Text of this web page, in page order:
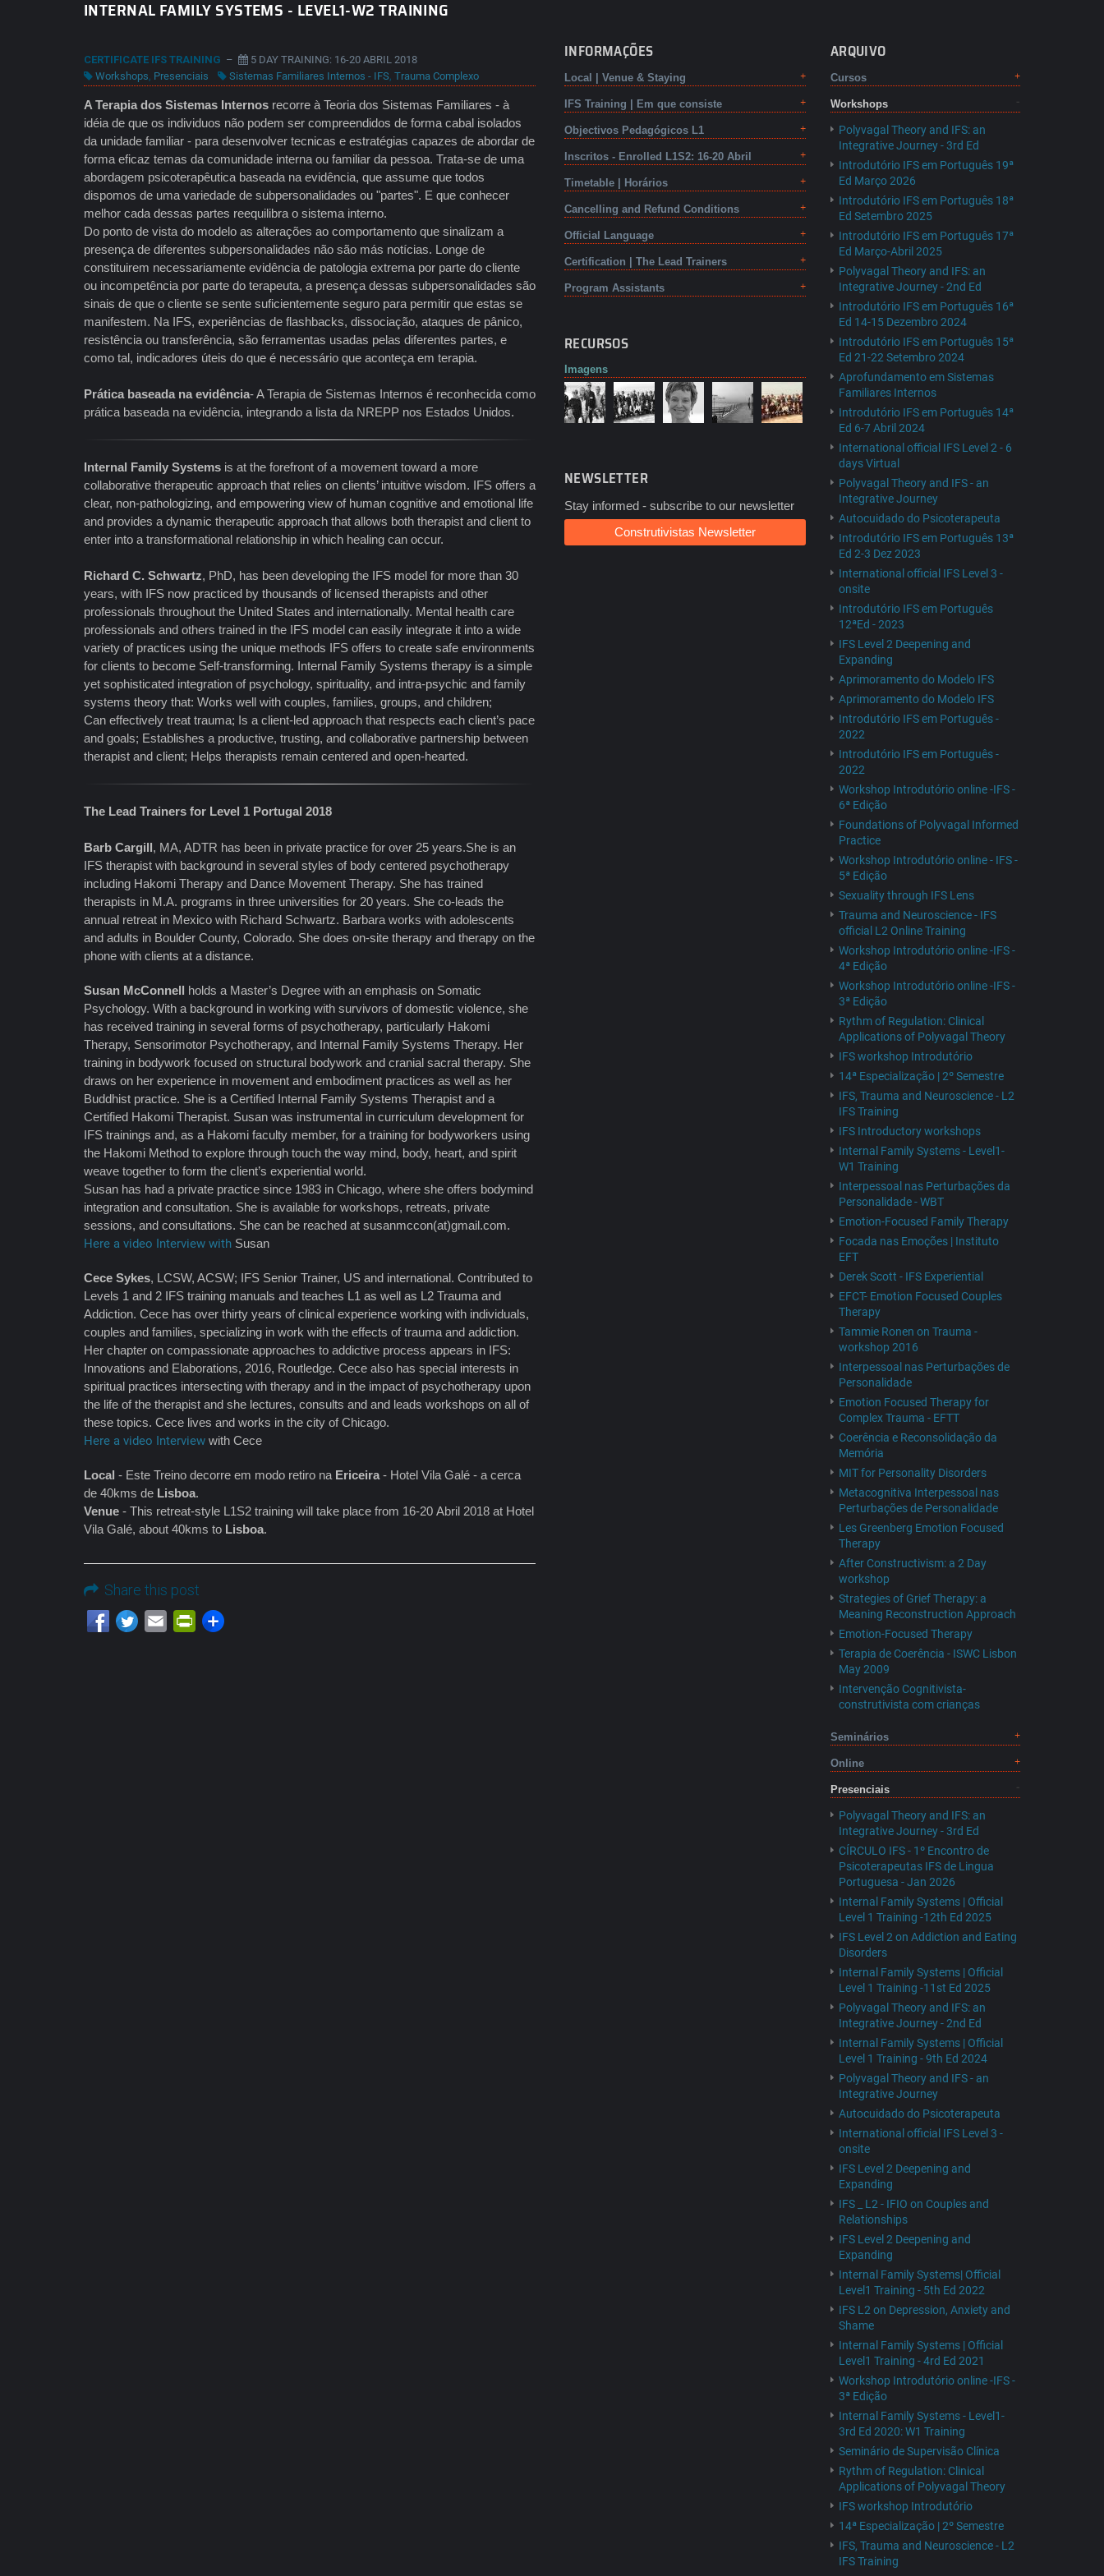
INTERNAL FAMILY SYSTEMS - LEVEL1-W2 TRAINING
CERTIFICATE IFS TRAINING –
5 DAY TRAINING: 16-20 ABRIL 2018
Workshops, Presenciais Sistemas Familiares Internos - IFS, Trauma Complexo
A Terapia dos Sistemas Internos recorre à Teoria dos Sistemas Familiares - à
idéia de que os individuos não podem ser compreendidos de forma cabal isolados
da unidade familiar - para desenvolver tecnicas e estratégias capazes de abordar de
forma eficaz temas da comunidade interna ou familiar da pessoa. Trata-se de uma
abordagem psicoterapêutica baseada na evidência, que assume que todos
dispomos de uma variedade de subpersonalidades ou "partes". E que conhecer
melhor cada dessas partes reequilibra o sistema interno.
Do ponto de vista do modelo as alterações ao comportamento que sinalizam a
presença de diferentes subpersonalidades não são más notícias. Longe de
constituirem necessariamente evidência de patologia extrema por parte do cliente
ou incompetência por parte do terapeuta, a presença dessas subpersonalidades são
sinais de que o cliente se sente suficientemente seguro para permitir que estas se
manifestem. Na IFS, experiências de flashbacks, dissociação, ataques de pânico,
resistência ou transferência, são ferramentas usadas pelas diferentes partes, e
como tal, indicadores úteis do que é necessário que aconteça em terapia.
Prática baseada na evidência- A Terapia de Sistemas Internos é reconhecida como
prática baseada na evidência, integrando a lista da NREPP nos Estados Unidos.
Internal Family Systems is at the forefront of a movement toward a more
collaborative therapeutic approach that relies on clients’ intuitive wisdom. IFS offers a
clear, non-pathologizing, and empowering view of human cognitive and emotional life
and provides a dynamic therapeutic approach that allows both therapist and client to
enter into a transformational relationship in which healing can occur.
Richard C. Schwartz, PhD, has been developing the IFS model for more than 30
years, with IFS now practiced by thousands of licensed therapists and other
professionals throughout the United States and internationally. Mental health care
professionals and others trained in the IFS model can easily integrate it into a wide
variety of practices using the unique methods IFS offers to create safe environments
for clients to become Self-transforming. Internal Family Systems therapy is a simple
yet sophisticated integration of psychology, spirituality, and intra-psychic and family
systems theory that: Works well with couples, families, groups, and children;
Can effectively treat trauma; Is a client-led approach that respects each client’s pace
and goals; Establishes a productive, trusting, and collaborative partnership between
therapist and client; Helps therapists remain centered and open-hearted.
The Lead Trainers for Level 1 Portugal 2018
Barb Cargill, MA, ADTR has been in private practice for over 25 years.She is an
IFS therapist with background in several styles of body centered psychotherapy
including Hakomi Therapy and Dance Movement Therapy. She has trained
therapists in M.A. programs in three universities for 20 years. She co-leads the
annual retreat in Mexico with Richard Schwartz. Barbara works with adolescents
and adults in Boulder County, Colorado. She does on-site therapy and therapy on the
phone with clients at a distance.
Susan McConnell holds a Master’s Degree with an emphasis on Somatic
Psychology. With a background in working with survivors of domestic violence, she
has received training in several forms of psychotherapy, particularly Hakomi
Therapy, Sensorimotor Psychotherapy, and Internal Family Systems Therapy. Her
training in bodywork focused on structural bodywork and cranial sacral therapy. She
draws on her experience in movement and embodiment practices as well as her
Buddhist practice. She is a Certified Internal Family Systems Therapist and a
Certified Hakomi Therapist. Susan was instrumental in curriculum development for
IFS trainings and, as a Hakomi faculty member, for a training for bodyworkers using
the Hakomi Method to explore through touch the way mind, body, heart, and spirit
weave together to form the client’s experiential world.
Susan has had a private practice since 1983 in Chicago, where she offers bodymind
integration and consultation. She is available for workshops, retreats, private
sessions, and consultations. She can be reached at susanmccon(at)gmail.com.
Here a video Interview with Susan
Cece Sykes, LCSW, ACSW; IFS Senior Trainer, US and international. Contributed to
Levels 1 and 2 IFS training manuals and teaches L1 as well as L2 Trauma and
Addiction. Cece has over thirty years of clinical experience working with individuals,
couples and families, specializing in work with the effects of trauma and addiction.
Her chapter on compassionate approaches to addictive process appears in IFS:
Innovations and Elaborations, 2016, Routledge. Cece also has special interests in
spiritual practices intersecting with therapy and in the impact of psychotherapy upon
the life of the therapist and she lectures, consults and and leads workshops on all of
these topics. Cece lives and works in the city of Chicago.
Here a video Interview with Cece
Local - Este Treino decorre em modo retiro na Ericeira - Hotel Vila Galé - a cerca
de 40kms de Lisboa.
Venue - This retreat-style L1S2 training will take place from 16-20 Abril 2018 at Hotel
Vila Galé, about 40kms to Lisboa.
Share this post
Email PrintFriendly
INFORMAÇÕES
Local | Venue & Staying
IFS Training | Em que consiste
Objectivos Pedagógicos L1
Inscritos - Enrolled L1S2: 16-20 Abril
Timetable | Horários
Cancelling and Refund Conditions
Official Language
Certification | The Lead Trainers
Program Assistants
RECURSOS
Imagens
NEWSLETTER
Stay informed - subscribe to our newsletter
Construtivistas Newsletter
ARQUIVO
Cursos
Workshops
Polyvagal Theory and IFS: an
Integrative Journey - 3rd Ed
Introdutório IFS em Português 19ª
Ed Março 2026
Introdutório IFS em Português 18ª
Ed Setembro 2025
Introdutório IFS em Português 17ª
Ed Março-Abril 2025
Polyvagal Theory and IFS: an
Integrative Journey - 2nd Ed
Introdutório IFS em Português 16ª
Ed 14-15 Dezembro 2024
Introdutório IFS em Português 15ª
Ed 21-22 Setembro 2024
Aprofundamento em Sistemas
Familiares Internos
Introdutório IFS em Português 14ª
Ed 6-7 Abril 2024
International official IFS Level 2 - 6
days Virtual
Polyvagal Theory and IFS - an
Integrative Journey
Autocuidado do Psicoterapeuta
Introdutório IFS em Português 13ª
Ed 2-3 Dez 2023
International official IFS Level 3 -
onsite
Introdutório IFS em Português
12ªEd - 2023
IFS Level 2 Deepening and
Expanding
Aprimoramento do Modelo IFS
Aprimoramento do Modelo IFS
Introdutório IFS em Português -
2022
Introdutório IFS em Português -
2022
Workshop Introdutório online -IFS -
6ª Edição
Foundations of Polyvagal Informed
Practice
Workshop Introdutório online - IFS -
5ª Edição
Sexuality through IFS Lens
Trauma and Neuroscience - IFS
official L2 Online Training
Workshop Introdutório online -IFS -
4ª Edição
Workshop Introdutório online -IFS -
3ª Edição
Rythm of Regulation: Clinical
Applications of Polyvagal Theory
IFS workshop Introdutório
14ª Especialização | 2º Semestre
IFS, Trauma and Neuroscience - L2
IFS Training
IFS Introductory workshops
Internal Family Systems - Level1-
W1 Training
Interpessoal nas Perturbações da
Personalidade - WBT
Emotion-Focused Family Therapy
Focada nas Emoções | Instituto
EFT
Derek Scott - IFS Experiential
EFCT- Emotion Focused Couples
Therapy
Tammie Ronen on Trauma -
workshop 2016
Interpessoal nas Perturbações de
Personalidade
Emotion Focused Therapy for
Complex Trauma - EFTT
Coerência e Reconsolidação da
Memória
MIT for Personality Disorders
Metacognitiva Interpessoal nas
Perturbações de Personalidade
Les Greenberg Emotion Focused
Therapy
After Constructivism: a 2 Day
workshop
Strategies of Grief Therapy: a
Meaning Reconstruction Approach
Emotion-Focused Therapy
Terapia de Coerência - ISWC Lisbon
May 2009
Intervenção Cognitivista-
construtivista com crianças
Seminários
Online
Presenciais
Polyvagal Theory and IFS: an
Integrative Journey - 3rd Ed
CÍRCULO IFS - 1º Encontro de
Psicoterapeutas IFS de Lingua
Portuguesa - Jan 2026
Internal Family Systems | Official
Level 1 Training -12th Ed 2025
IFS Level 2 on Addiction and Eating
Disorders
Internal Family Systems | Official
Level 1 Training -11st Ed 2025
Polyvagal Theory and IFS: an
Integrative Journey - 2nd Ed
Internal Family Systems | Official
Level 1 Training - 9th Ed 2024
Polyvagal Theory and IFS - an
Integrative Journey
Autocuidado do Psicoterapeuta
International official IFS Level 3 -
onsite
IFS Level 2 Deepening and
Expanding
IFS _ L2 - IFIO on Couples and
Relationships
IFS Level 2 Deepening and
Expanding
Internal Family Systems| Official
Level1 Training - 5th Ed 2022
IFS L2 on Depression, Anxiety and
Shame
Internal Family Systems | Official
Level1 Training - 4rd Ed 2021
Workshop Introdutório online -IFS -
3ª Edição
Internal Family Systems - Level1-
3rd Ed 2020: W1 Training
Seminário de Supervisão Clínica
Rythm of Regulation: Clinical
Applications of Polyvagal Theory
IFS workshop Introdutório
14ª Especialização | 2º Semestre
IFS, Trauma and Neuroscience - L2
IFS Training